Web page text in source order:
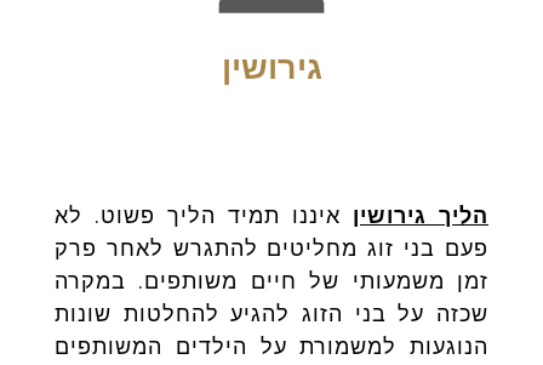
גירושין
הליך גירושין איננו תמיד הליך פשוט. לא
פעם בני זוג מחליטים להתגרש לאחר פרק
זמן משמעותי של חיים משותפים. במקרה
שכזה על בני הזוג להגיע להחלטות שונות
הנוגעות למשמורת על הילדים המשותפים